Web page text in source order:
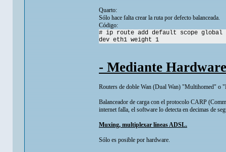
Quarto:
Sólo hace falta crear la ruta por defecto balanceada.
Código:
# ip route add default scope global
dev eth1 weight 1
- Mediante Hardware
Routers de doble Wan (Dual Wan) "Multihomed" o
Balanceador de carga con el protocolo CARP
internet falla, el software lo detecta en decimas de
Muxing, multiplexar líneas ADSL.
Sólo es posible por hardware.